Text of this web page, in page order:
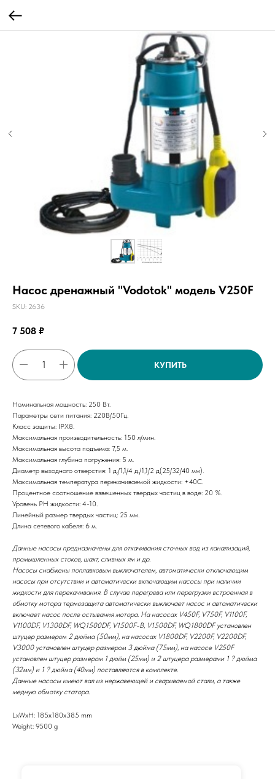
Насос дренажный "Vodotok" модель V250F
SKU: 2636
7 508 ₽
КУПИТЬ
Номинальная мощность: 250 Вт.
Параметры сети питания: 220В/50Гц.
Класс защиты: IPX8.
Максимальная производительность: 150 л/мин.
Максимальная высота подъема: 7,5 м.
Максимальная глубина погружения: 5 м.
Диаметр выходного отверстия: 1 д./1,1/4 д./1,1/2 д(25/32/40 мм).
Максимальная температура перекачиваемой жидкости: +40С.
Процентное соотношение взвешенных твердых частиц в воде: 20 %.
Уровень PH жидкости: 4-10.
Линейный размер твердых частиц: 25 мм.
Длина сетевого кабеля: 6 м.
Данные насосы предназначены для откачивания сточных вод из канализаций,
промышленных стоков, шахт, сливных ям и др.
Насосы снабжены поплавковым выключателем, автоматически отключающим
насосы при отсутствии и автоматически включающим насосы при наличии
жидкости для перекачивания. В случае перегрева или перегрузки встроенная в
обмотку мотора термозащита автоматически выключает насос и автоматически
включает насос после остывания мотора. На насосах V450F, V750F, V1100F,
V1100DF, V1300DF, WQ1500DF, V1500F-B, V1500DF, WQ1800DF установлен
штуцер размером 2 дюйма (50мм), на насосах V1800DF, V2200F, V2200DF,
V3000 установлен штуцер размером 3 дюйма (75мм), на насосе V250F
установлен штуцер размером 1 дюйм (25мм) и 2 штуцера размерами 1 ? дюйма
(32мм) и 1 ? дюйма (40мм) поставляются в комплекте.
Данные насосы имеют вал из нержавеющей и свариваемой стали, а также
медную обмотку статора.
LxWxH: 185x180x385 mm
Weight: 9500 g